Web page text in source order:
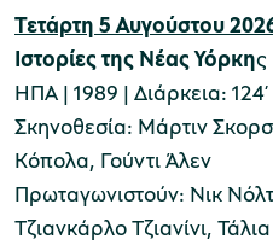
Τετάρτη 5 Αυγούστου
Ιστορίες της Νέας Υόρκης
ΗΠΑ | 1989 | Διάρκεια: 124’
Σκηνοθεσία: Μάρτιν
Κόπολα, Γούντι Άλεν
Πρωταγωνιστούν: Νικ
Τζιανκάρλο Τζιανίνι,